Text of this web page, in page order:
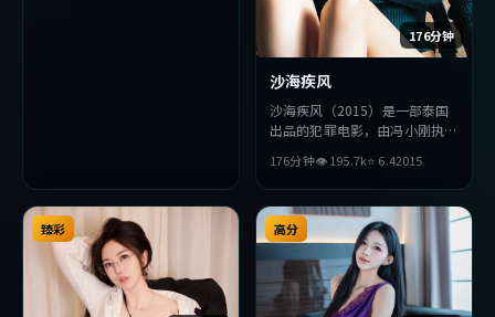
176分钟
沙海疾风
沙海疾风（2015）是一部泰国
出品的犯罪电影，由冯小刚执
演。影片在叙事与视听上力求突
破，探讨人性与抉择，节奏张弛
有度，适合喜欢该类型的观众完
整观看。
176分钟👁195.7k⭐ 6.42015
臻彩 高分